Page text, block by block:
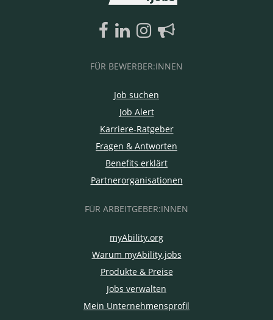
FÜR BEWERBER:INNEN
Job suchen
Job Alert
Karriere-Ratgeber
Fragen & Antworten
Benefits erklärt
Partnerorganisationen
FÜR ARBEITGEBER:INNEN
myAbility.org
Warum myAbility.jobs
Produkte & Preise
Jobs verwalten
Mein Unternehmensprofil